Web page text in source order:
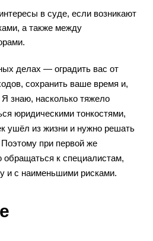
в суде, если возникают
а также между
делах — оградить вас от
сохранить ваше время и,
знаю, насколько тяжело
юридическими тонкостями,
ушёл из жизни и нужно решать
при первой же
обращаться к специалистам,
и с наименьшими рисками.